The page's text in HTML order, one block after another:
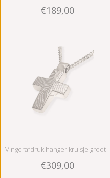
€189,00
Vingerafdruk hanger kruisje groot -
925 Zilver
€309,00